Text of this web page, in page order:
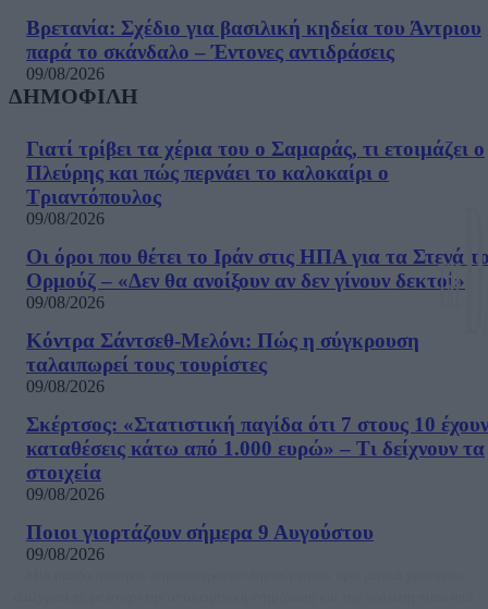
Βρετανία: Σχέδιο για βασιλική κηδεία του Άντριου
παρά το σκάνδαλο – Έντονες αντιδράσεις
09/08/2026
ΔΗΜΟΦΙΛΗ
Γιατί τρίβει τα χέρια του ο Σαμαράς, τι ετοιμάζει ο
Πλεύρης και πώς περνάει το καλοκαίρι ο
Τριαντόπουλος
09/08/2026
Οι όροι που θέτει το Ιράν στις ΗΠΑ για τα Στενά
Ορμούζ – «Δεν θα ανοίξουν αν δεν γίνουν δεκτοί»
09/08/2026
Κόντρα Σάντσεθ-Μελόνι: Πώς η σύγκρουση
ταλαιπωρεί τους τουρίστες
09/08/2026
Σκέρτσος: «Στατιστική παγίδα ότι 7 στους 10 έχουν
καταθέσεις κάτω από 1.000 ευρώ» – Τι δείχνουν τα
στοιχεία
09/08/2026
Ποιοι γιορτάζουν σήμερα 9 Αυγούστου
09/08/2026